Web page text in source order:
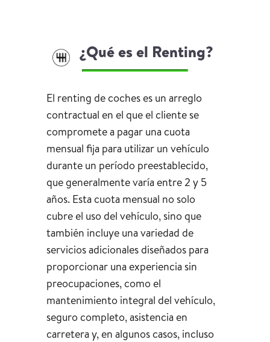
¿Qué es el Renting?
El renting de coches es un arreglo
contractual en el que el cliente se
compromete a pagar una cuota
mensual fija para utilizar un vehículo
durante un período preestablecido,
que generalmente varía entre 2 y 5
años. Esta cuota mensual no solo
cubre el uso del vehículo, sino que
también incluye una variedad de
servicios adicionales diseñados para
proporcionar una experiencia sin
preocupaciones, como el
mantenimiento integral del vehículo,
seguro completo, asistencia en
carretera y, en algunos casos, incluso